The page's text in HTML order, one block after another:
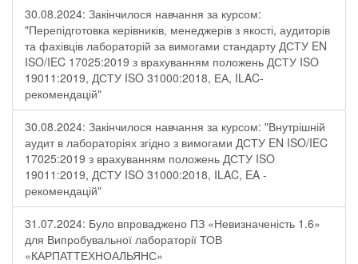
30.08.2024: Закінчилося навчання за курсом:
"Перепідготовка керівників, менеджерів з якості, аудиторів
та фахівців лабораторій за вимогами стандарту ДСТУ EN
ISO/IEC 17025:2019 з врахуванням положень ДСТУ ISO
19011:2019, ДСТУ ISO 31000:2018, ЕА, ILAC-
рекомендацій"
30.08.2024: Закінчилося навчання за курсом: "Внутрішній
аудит в лабораторіях згідно з вимогами ДСТУ EN ISO/IEC
17025:2019 з врахуванням положень ДСТУ ISO
19011:2019, ДСТУ ISO 31000:2018, ILAC, EA -
рекомендацій"
31.07.2024: Було впроваджено ПЗ «Невизначеність 1.6»
для Випробувальної лабораторії ТОВ
«КАРПАТТЕХНОАЛЬЯНС»